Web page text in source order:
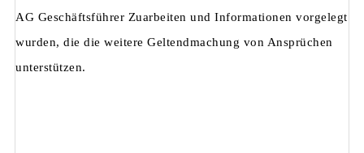
AG Geschäftsführer Zuarbeiten und Informationen vorgelegt
wurden, die die weitere Geltendmachung von Ansprüchen
unterstützen.